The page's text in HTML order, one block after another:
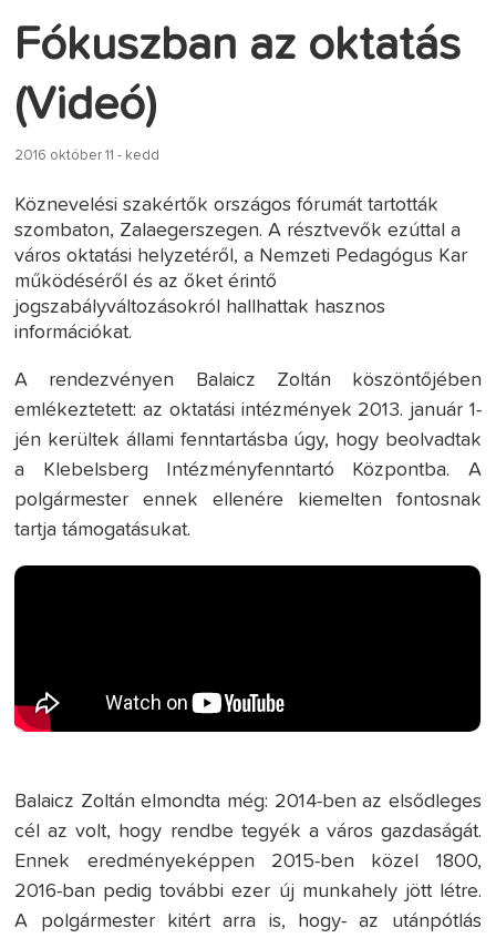
Fókuszban az oktatás
(Videó)
2016 október 11 - kedd
Köznevelési szakértők országos fórumát tartották
szombaton, Zalaegerszegen. A résztvevők ezúttal a
város oktatási helyzetéről, a Nemzeti Pedagógus Kar
működéséről és az őket érintő
jogszabályváltozásokról hallhattak hasznos
információkat.
A rendezvényen Balaicz Zoltán köszöntőjében
emlékeztetett: az oktatási intézmények 2013. január 1-
jén kerültek állami fenntartásba úgy, hogy beolvadtak
a Klebelsberg Intézményfenntartó Központba. A
polgármester ennek ellenére kiemelten fontosnak
tartja támogatásukat.
Balaicz Zoltán elmondta még: 2014-ben az elsődleges
cél az volt, hogy rendbe tegyék a város gazdaságát.
Ennek eredményeképpen 2015-ben közel 1800,
2016-ban pedig további ezer új munkahely jött létre.
A polgármester kitért arra is, hogy- az utánpótlás